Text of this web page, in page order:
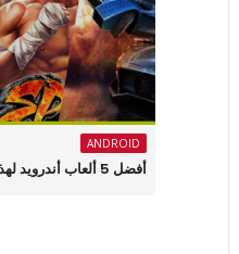
ANDROID
أفضل 5 ألعاب أندرويد لهذا الأسبوع [31]